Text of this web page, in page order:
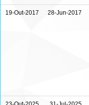
19-Out-2017 28-Jun-2017